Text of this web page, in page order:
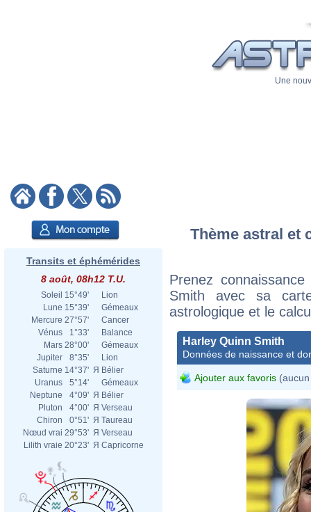
Une
Transits et éphémérides
8 août, 08h12 T.U.
Soleil 15°49'
Lion
Lune 15°39'
Gémeaux
Mercure 27°57'
Cancer
Vénus
1°33'
Balance
Mars 28°00'
Gémeaux
Jupiter
8°35'
Lion
Saturne 14°37' Я Bélier
Uranus
5°14'
Gémeaux
Neptune
4°09' Я Bélier
Pluton
4°00' Я Verseau
Chiron
0°51' Я Taureau
Nœud vrai 29°53' Я Verseau
Lilith vraie 20°23' Я Capricorne
Thème astral et
Prenez
Smith avec sa
astrologique et le
Harley Quinn Smith
Données de naissance et
Ajouter aux favoris